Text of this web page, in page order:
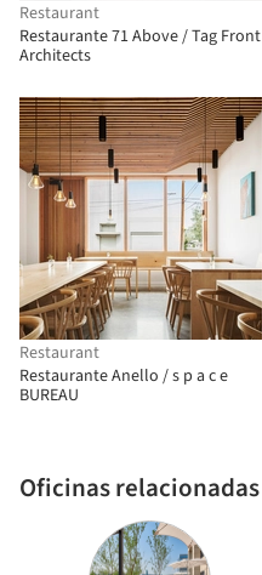
Restaurant
Restaurante 71 Above / Tag Front
Architects
Restaurant
Restaurante Anello / s p a c e
BUREAU
Oficinas relacionadas